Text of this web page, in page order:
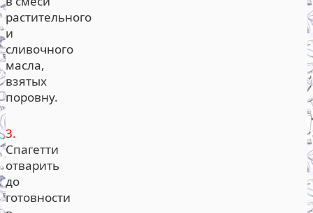
растительного
и
сливочного
масла,
взятых
поровну.
3.
Спагетти
отварить
до
готовности